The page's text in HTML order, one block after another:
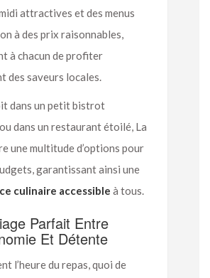
attractives et des menus
à des prix raisonnables,
à chacun de profiter
des saveurs locales.
dans un petit bistrot
dans un restaurant étoilé, La
une multitude d’options pour
garantissant ainsi une
culinaire accessible à tous.
Parfait Entre
Et Détente
l’heure du repas, quoi de